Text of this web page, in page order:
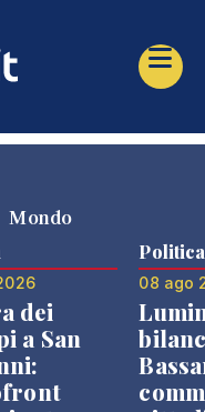
Mondo
dei
a San
Politica
08 ago